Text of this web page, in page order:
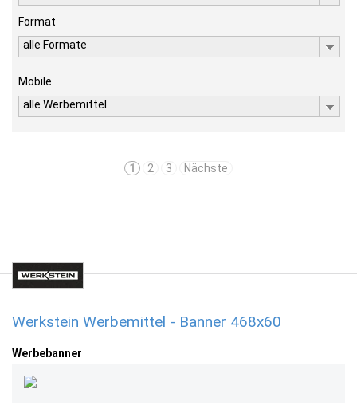
Format
alle Formate
Mobile
alle Werbemittel
1 2 3 Nächste
Werkstein Werbemittel - Banner 468x60
Werbebanner